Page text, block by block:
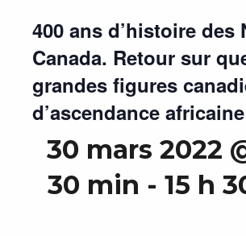
400 ans d’histoire des
Canada. Retour sur
grandes figures
d’ascendance africaine
30 mars 2022
30 min - 15 h